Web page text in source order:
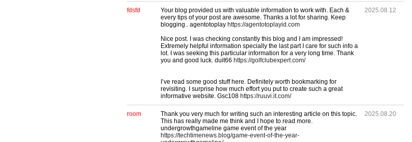
fdsfd
Your blog provided us with valuable information to work with. Each &
every tips of your post are awesome. Thanks a lot for sharing. Keep
blogging.. agentotoplay https://agentotoplayid.com
Nice post. I was checking constantly this blog and I am impressed!
Extremely helpful information specially the last part I care for such info a
lot. I was seeking this particular information for a very long time. Thank
you and good luck. duit66 https://golfclubexpert.com/
I’ve read some good stuff here. Definitely worth bookmarking for
revisiting. I surprise how much effort you put to create such a great
informative website. Gsc108 https://ruuvi.it.com/
2025.08.12
room
Thank you very much for writing such an interesting article on this topic.
This has really made me think and I hope to read more.
undergrowthgameline game event of the year
https://techtimenews.blog/game-event-of-the-year-
2025.08.20